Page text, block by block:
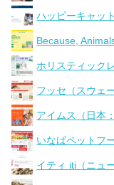
ハッピーキャッ
Because,
ホリスティック
フッセ（スウェ
アイムス（日本
いなばペットフ
イティ iti（ニュ